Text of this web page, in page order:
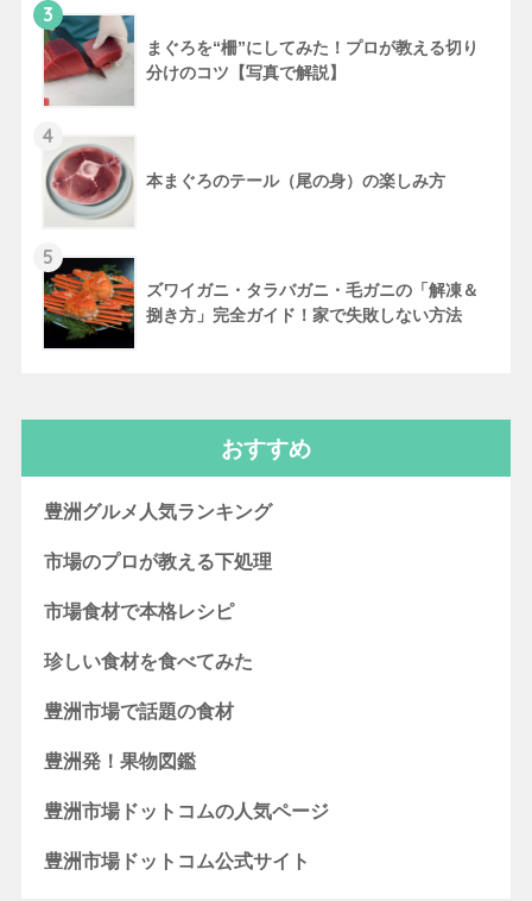
3
まぐろを“柵”にしてみた！プロが教える切り
分けのコツ【写真で解説】
4
本まぐろのテール（尾の身）の楽しみ方
5
ズワイガニ・タラバガニ・毛ガニの「解凍＆
捌き方」完全ガイド！家で失敗しない方法
おすすめ
豊洲グルメ人気ランキング
市場のプロが教える下処理
市場食材で本格レシピ
珍しい食材を食べてみた
豊洲市場で話題の食材
豊洲発！果物図鑑
豊洲市場ドットコムの人気ページ
豊洲市場ドットコム公式サイト